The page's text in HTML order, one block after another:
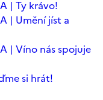
| Ty krávo!
| Umění jíst a
| Víno nás spojuje
si hrát!